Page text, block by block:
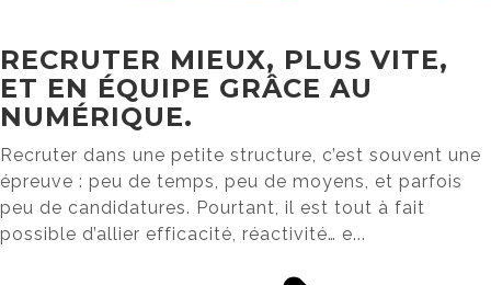
RECRUTER MIEUX, PLUS VITE,
ET EN ÉQUIPE GRÂCE AU
NUMÉRIQUE.
Recruter dans une petite structure, c’est souvent une
épreuve : peu de temps, peu de moyens, et parfois
peu de candidatures. Pourtant, il est tout à fait
possible d’allier efficacité, réactivité… e...